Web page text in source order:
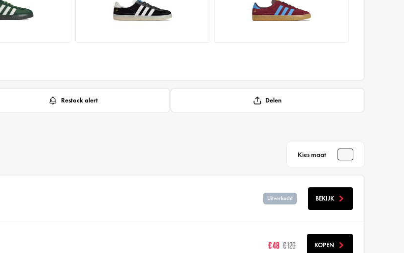
Restock alert Delen
Kies maat
Uitverkocht BEKIJK
€ 48 € 120 KOPEN